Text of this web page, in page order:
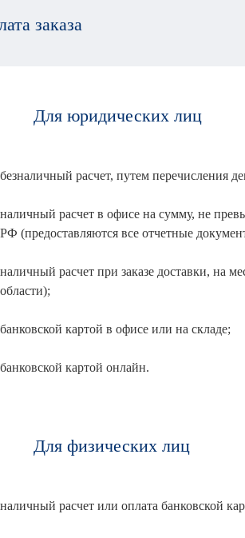
заказа
Для юридических лиц
безналичный расчет, путем перечисления
наличный расчет в офисе на сумму, не
РФ (предоставляются все отчетные
наличный расчет при заказе доставки, на
области);
банковской картой в офисе или на складе;
банковской картой онлайн.
Для физических лиц
наличный расчет или оплата банковской